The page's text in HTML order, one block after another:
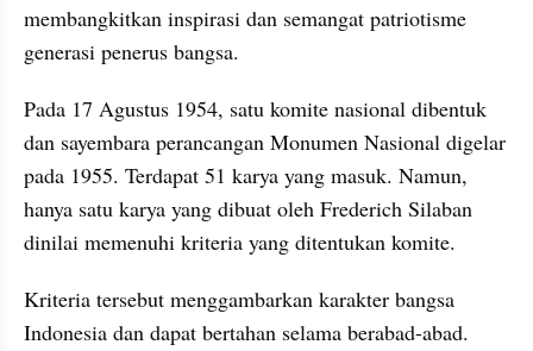
membangkitkan inspirasi dan semangat patriotisme
generasi penerus bangsa.
Pada 17 Agustus 1954, satu komite nasional dibentuk
dan sayembara perancangan Monumen Nasional digelar
pada 1955. Terdapat 51 karya yang masuk. Namun,
hanya satu karya yang dibuat oleh Frederich Silaban
dinilai memenuhi kriteria yang ditentukan komite.
Kriteria tersebut menggambarkan karakter bangsa
Indonesia dan dapat bertahan selama berabad-abad.